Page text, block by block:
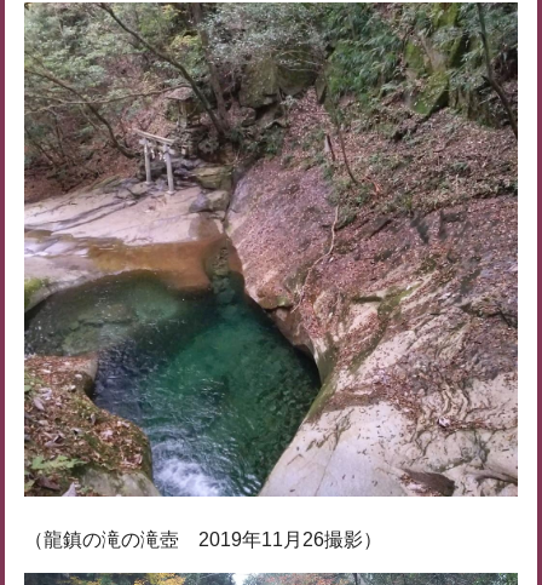
（龍鎮の滝の滝壺 2019年11月26撮影）